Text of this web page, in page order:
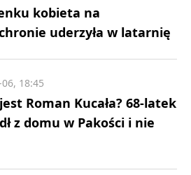
kobieta na
uderzyła w latarnię
Roman Kucała? 68-latek
z domu w Pakości i nie
18:45